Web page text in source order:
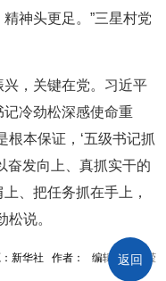
返回
神头更足。”三星村党
，关键在党。习近平
冷劲松深感使命重
根本保证，‘五级书记抓
奋发向上、真抓实干的
、把任务抓在手上，
松说。
新华社 作者： 编辑：陈周滢